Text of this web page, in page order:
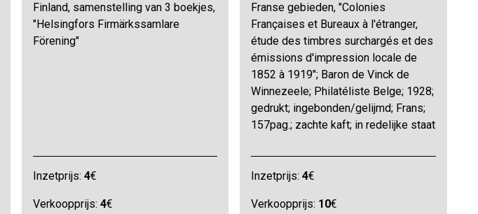
Finland, samenstelling van 3 boekjes,
"Helsingfors Firmärkssamlare
Förening"
Inzetprijs: 4€
Verkoopprijs: 4€
Franse gebieden, "Colonies
Françaises et Bureaux à l'étranger,
étude des timbres surchargés et des
émissions d'impression locale de
1852 à 1919"; Baron de Vinck de
Winnezeele; Philatéliste Belge; 1928;
gedrukt; ingebonden/gelijmd; Frans;
157pag.; zachte kaft; in redelijke staat
Inzetprijs:4€
Verkoopprijs: 10€